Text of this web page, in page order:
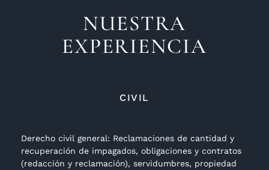
NUESTRA
EXPERIENCIA
CIVIL
Derecho civil general: Reclamaciones de cantidad y
recuperación de impagados, obligaciones y contratos
(redacción y reclamación), servidumbres, propiedad